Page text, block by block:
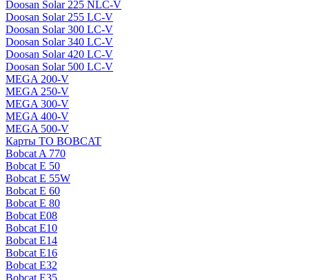
Doosan Solar 225 NLC-V
Doosan Solar 255 LC-V
Doosan Solar 300 LC-V
Doosan Solar 340 LC-V
Doosan Solar 420 LC-V
Doosan Solar 500 LC-V
MEGA 200-V
MEGA 250-V
MEGA 300-V
MEGA 400-V
MEGA 500-V
Карты ТО BOBCAT
Bobcat A 770
Bobcat E 50
Bobcat E 55W
Bobcat E 60
Bobcat E 80
Bobcat E08
Bobcat E10
Bobcat E14
Bobcat E16
Bobcat E32
Bobcat E35